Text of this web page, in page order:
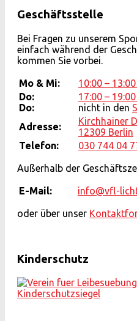
Geschäftsstelle
Bei Fragen zu unserem
einfach während der
kommen Sie vorbei.
Mo & Mi:
10:00 –
Do:
Do:
17:00 –
nicht in den
Adresse:
Kirchhainer
12309 Berlin
Telefon:
030 744 04
Außerhalb der
E-Mail: info@vfl-
oder über unser
Kinderschutz